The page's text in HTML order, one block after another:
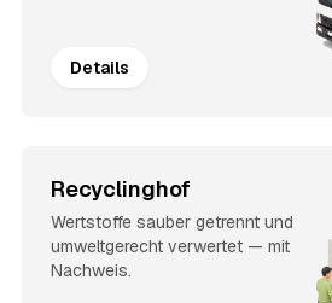
Details
Recyclinghof
Wertstoffe sauber getrennt und
umweltgerecht verwertet — mit
Nachweis.